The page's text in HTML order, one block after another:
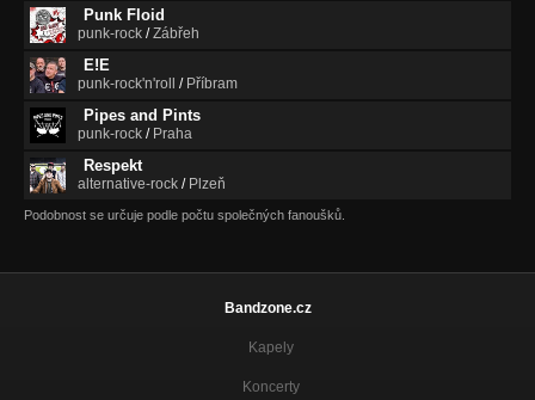
Punk Floid
punk-rock /Zábřeh
E!E
punk-rock'n'roll / Příbram
Pipes and Pints
punk-rock / Praha
Respekt
alternative-rock / Plzeň
Podobnost se určuje podle počtu společných fanoušků.
Bandzone.cz
Kapely
Koncerty